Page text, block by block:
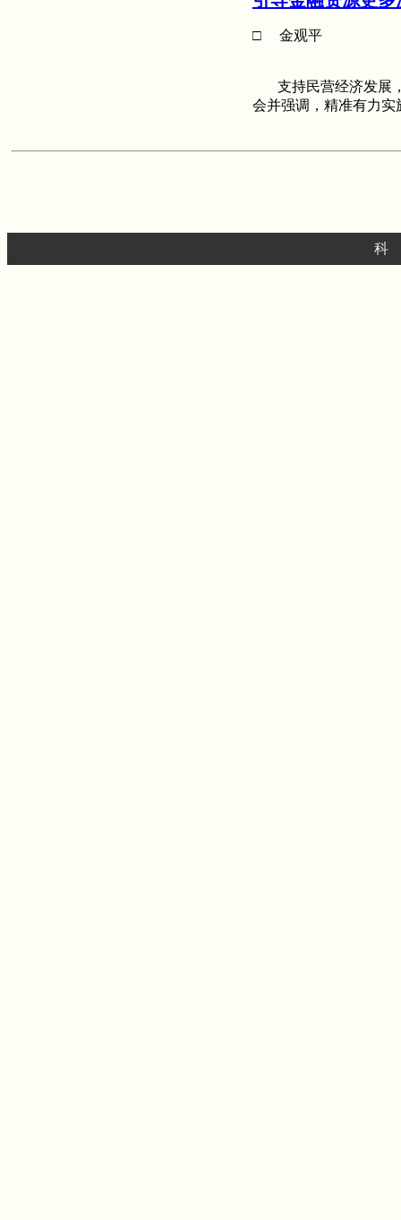
□ 金观平
支持民营经济发展，
会并强调，精准有力
科